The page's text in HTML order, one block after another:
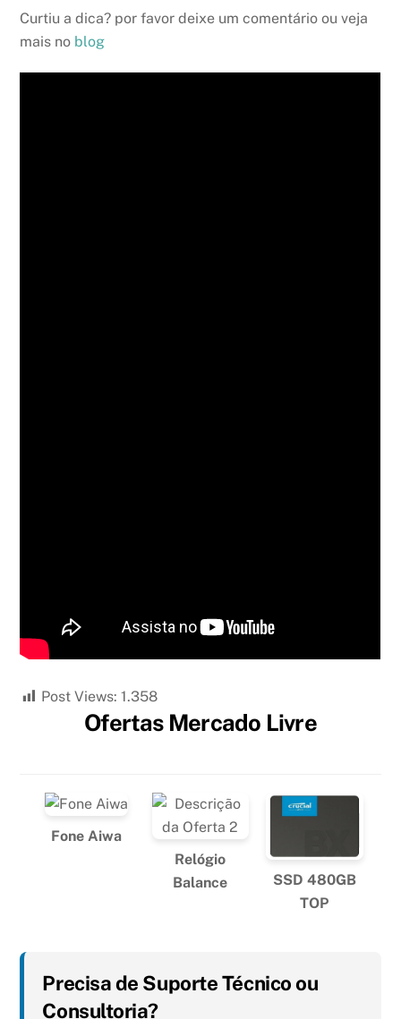
Curtiu a dica? por favor deixe um comentário ou veja
mais no blog
Post Views: 1.358
Ofertas Mercado Livre
Fone Aiwa
Relógio
Balance
SSD 480GB
TOP
Precisa de Suporte Técnico ou
Consultoria?